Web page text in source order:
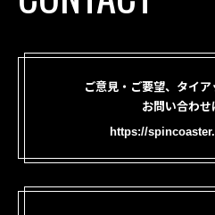
ご意見・ご要望、タイ
お問い合わせ
https://